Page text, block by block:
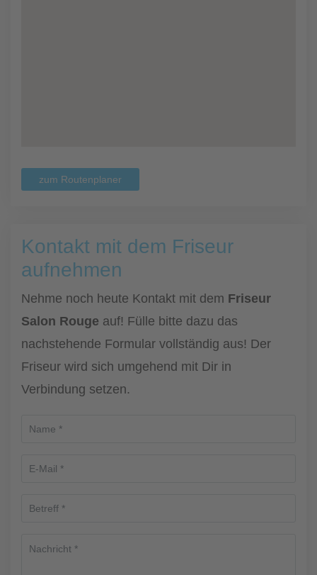
zum Routenplaner
Kontakt mit dem Friseur
aufnehmen
Nehme noch heute Kontakt mit dem Friseur
Salon Rouge auf! Fülle bitte dazu das
nachstehende Formular vollständig aus! Der
Friseur wird sich umgehend mit Dir in
Verbindung setzen.